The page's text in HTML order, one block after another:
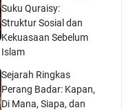
Suku Quraisy:
Struktur Sosial dan
Kekuasaan Sebelum
Islam
Sejarah Ringkas
Perang Badar: Kapan,
Di Mana, Siapa, dan